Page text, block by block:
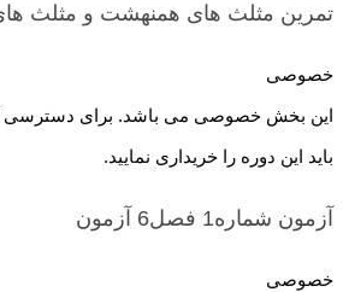
تمرین مثلث های همنهشت و مثلث های
خصوصی
این بخش خصوصی می باشد. برای دسترسی
باید این دوره را خریداری نمایید.
آزمون شماره1 فصل6 آزمون
خصوصی